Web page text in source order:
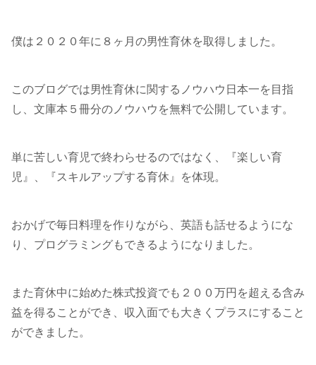
僕は２０２０年に８ヶ月の男性育休を取得しました。
このブログでは男性育休に関するノウハウ日本一を目指
し、文庫本５冊分のノウハウを無料で公開しています。
単に苦しい育児で終わらせるのではなく、『楽しい育
児』、『スキルアップする育休』を体現。
おかげで毎日料理を作りながら、英語も話せるようにな
り、プログラミングもできるようになりました。
また育休中に始めた株式投資でも２００万円を超える含み
益を得ることができ、収入面でも大きくプラスにすること
ができました。